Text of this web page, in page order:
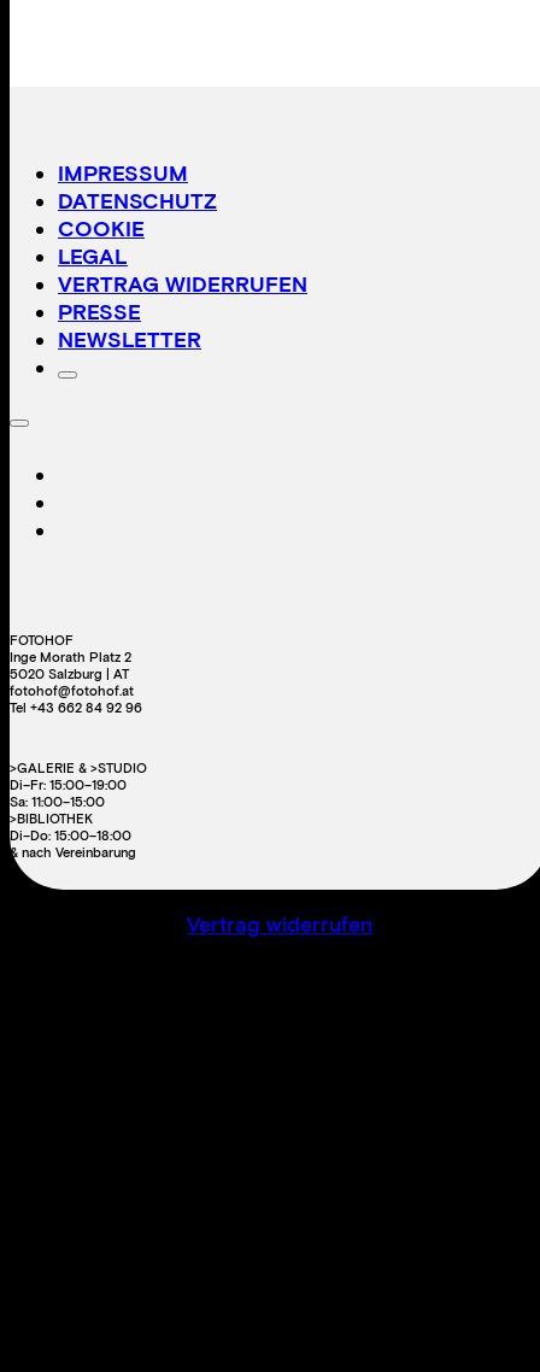
IMPRESSUM
DATENSCHUTZ
COOKIE
LEGAL
VERTRAG WIDERRUFEN
PRESSE
NEWSLETTER
FOTOHOF
Inge Morath Platz 2
5020 Salzburg | AT
fotohof@fotohof.at
Tel +43 662 84 92 96
>GALERIE & >STUDIO
Di–Fr: 15:00–19:00
Sa: 11:00–15:00
>BIBLIOTHEK
Di–Do: 15:00–18:00
& nach Vereinbarung
Vertrag widerrufen